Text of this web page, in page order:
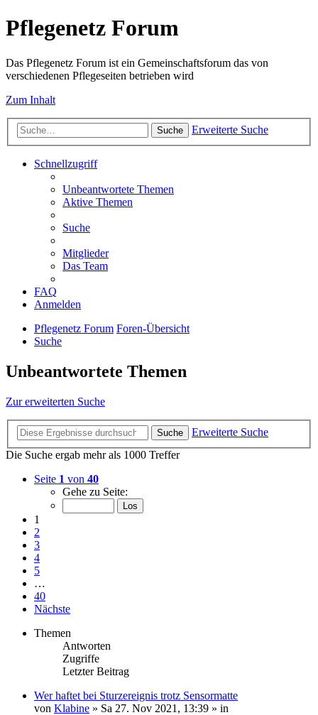
Pflegenetz Forum
Das Pflegenetz Forum ist ein Gemeinschaftsforum das von
verschiedenen Pflegeseiten betrieben wird
Zum Inhalt
Suche Erweiterte Suche
Schnellzugriff
Unbeantwortete Themen
Aktive Themen
Suche
Mitglieder
Das Team
FAQ
Anmelden
Pflegenetz Forum Foren-Übersicht
Suche
Unbeantwortete Themen
Zur erweiterten Suche
Suche
Erweiterte Suche
Die Suche ergab mehr als 1000 Treffer
Seite 1 von 40
Gehe zu Seite:
1
2
3
4
5
…
40
Nächste
Themen
Antworten
Zugriffe
Letzter Beitrag
Wer haftet bei Sturzereignis trotz Sensormatte
von Klabine » Sa 27. Nov 2021, 13:39 » in